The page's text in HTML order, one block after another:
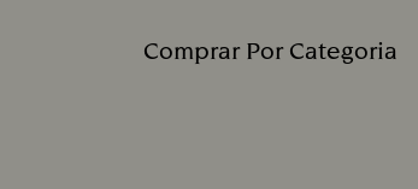
Comprar Por Categoria